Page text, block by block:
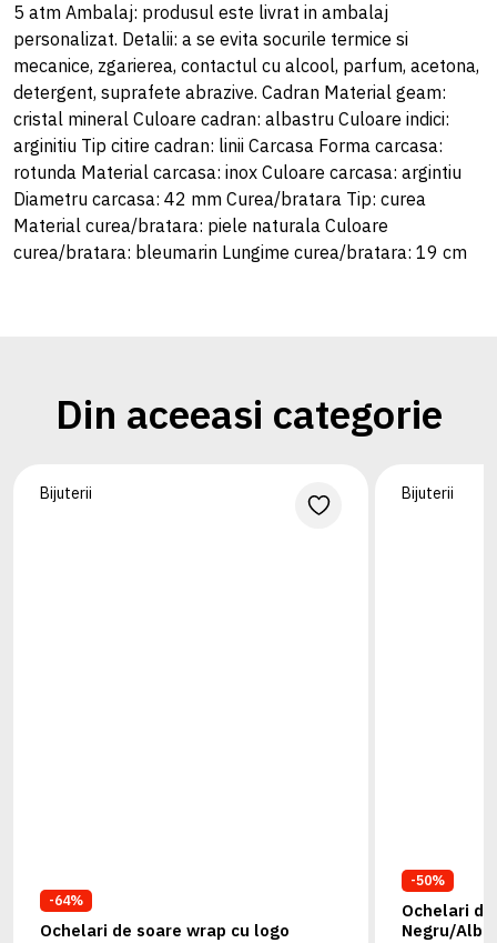
5 atm Ambalaj: produsul este livrat in ambalaj
personalizat. Detalii: a se evita socurile termice si
mecanice, zgarierea, contactul cu alcool, parfum, acetona,
detergent, suprafete abrazive. Cadran Material geam:
cristal mineral Culoare cadran: albastru Culoare indici:
arginitiu Tip citire cadran: linii Carcasa Forma carcasa:
rotunda Material carcasa: inox Culoare carcasa: argintiu
Diametru carcasa: 42 mm Curea/bratara Tip: curea
Material curea/bratara: piele naturala Culoare
curea/bratara: bleumarin Lungime curea/bratara: 19 cm
Din aceeasi categorie
Bijuterii
-64%
Ochelari de soare wrap cu logo
Bijuterii
-50%
Ochelari
Negru/